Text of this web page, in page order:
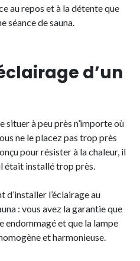
au repos et à la détente que
séance de sauna.
d’un
situer à peu près n’importe où
ne le placez pas trop près
pour résister à la chaleur, il
était installé trop près.
d’installer l’éclairage au
: vous avez la garantie que
endommagé et que la lampe
et harmonieuse.